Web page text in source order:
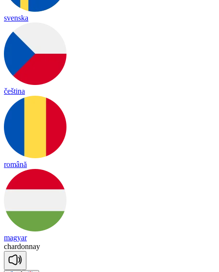
svenska
čeština
română
magyar
chardonnay